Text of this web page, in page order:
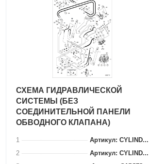
СХЕМА ГИДРАВЛИЧЕСКОЙ
СИСТЕМЫ (БЕЗ
СОЕДИНИТЕЛЬНОЙ ПАНЕЛИ
ОБВОДНОГО КЛАПАНА)
1
Артикул: CYLIND...
2
Артикул: CYLIND...